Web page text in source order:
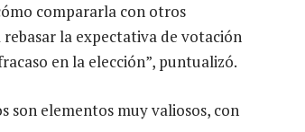
compararla con otros
la expectativa de votación
en la elección”, puntualizó.
son elementos muy valiosos, con